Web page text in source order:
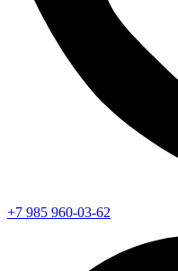
+7 985 960-03-62